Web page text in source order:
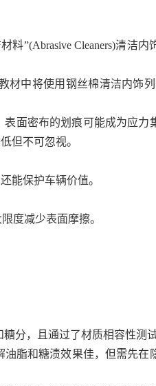
”(Abrasive Cleaners)清洁内
材中将使用钢丝棉清洁内饰列
面密布的划痕可能成为应力
但不可忽视。
能保护车辆价值。
度减少表面摩擦。
分，且通过了材质相容性测试
脂和糖渍效果佳，但需先在